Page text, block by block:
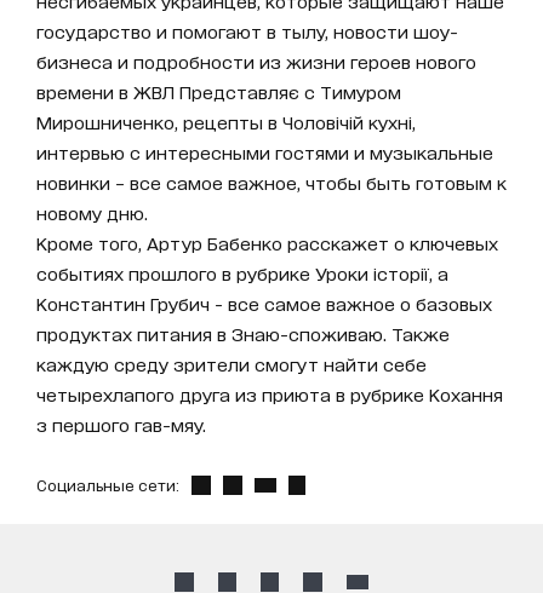
государство и помогают в тылу, новости шоу-
бизнеса и подробности из жизни героев нового
времени в ЖВЛ Представляє с Тимуром
Мирошниченко, рецепты в Чоловічій кухні,
интервью с интересными гостями и музыкальные
новинки – все самое важное, чтобы быть готовым к
новому дню.
Кроме того, Артур Бабенко расскажет о ключевых
событиях прошлого в рубрике Уроки історії, а
Константин Грубич - все самое важное о базовых
продуктах питания в Знаю-споживаю. Также
каждую среду зрители смогут найти себе
четырехлапого друга из приюта в рубрике Кохання
з першого гав-мяу.
Социальные сети: